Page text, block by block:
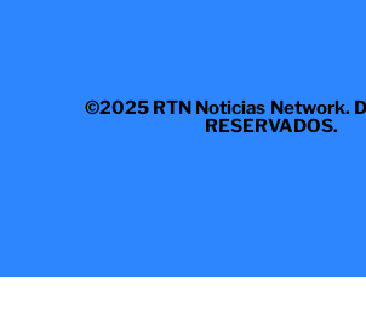
©2025 RTN Noticias Network.
RESERVADOS.